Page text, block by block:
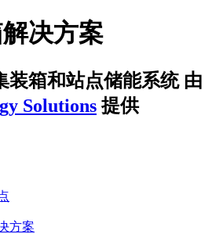
决方案
装箱和站点储能系统 由
Solutions 提供
方案